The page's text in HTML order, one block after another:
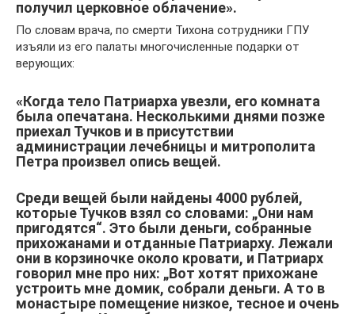
получил церковное облачение».
По словам врача, по смерти Тихона сотрудники ГПУ
изъяли из его палаты многочисленные подарки от
верующих:
«Когда тело Патриарха увезли, его комната
была опечатана. Несколькими днями позже
приехал Тучков и в присутствии
администрации лечебницы и митрополита
Петра произвел опись вещей.
Среди вещей были найдены 4000 рублей,
которые Тучков взял со словами: „Они нам
пригодятся“. Это были деньги, собранные
прихожанами и отданные Патриарху. Лежали
они в корзиночке около кровати, и Патриарх
говорил мне про них: „Вот хотят прихожане
устроить мне домик, собрали деньги. А то в
монастыре помещение низкое, тесное и очень